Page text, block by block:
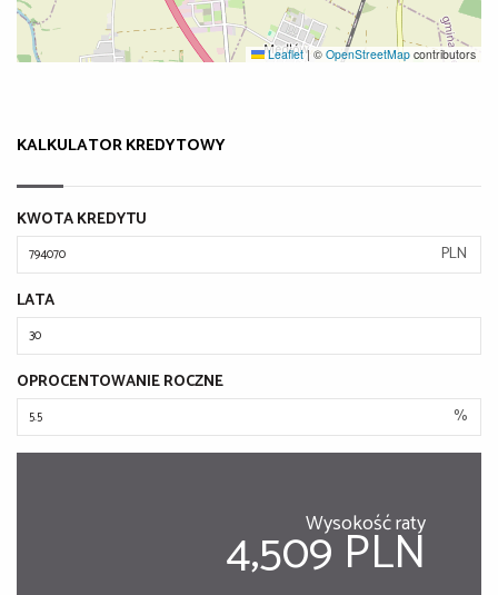
Leaflet | © OpenStreetMap contributors
KALKULATOR KREDYTOWY
KWOTA KREDYTU
PLN
LATA
OPROCENTOWANIE ROCZNE
%
Wysokość raty
4,509 PLN